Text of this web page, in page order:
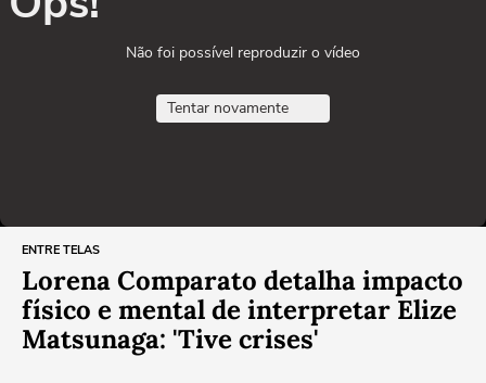
Não foi possível reproduzir o vídeo
Tentar novamente
ENTRE TELAS
Lorena Comparato detalha impacto
físico e mental de interpretar Elize
Matsunaga: 'Tive crises'